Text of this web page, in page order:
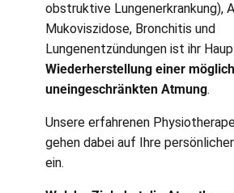
obstruktive Lungenerkrankung),
Mukoviszidose, Bronchitis und
Lungenentzündungen ist ihr
Wiederherstellung einer
uneingeschränkten Atmung.
Unsere erfahrenen
gehen dabei auf Ihre
ein.